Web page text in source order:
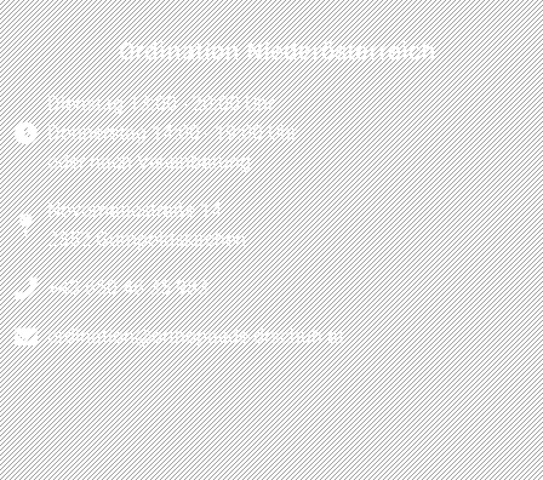
Ordination Niederösterreich
Dienstag 13:00 - 20:00 Uhr
Donnerstag 14:00 - 19:00 Uhr
oder nach Vereinbarung
Novomaticstraße 14
2352 Gumpoldskirchen
+43 650 46 35 983
ordination@orthopaede-drschuh.at